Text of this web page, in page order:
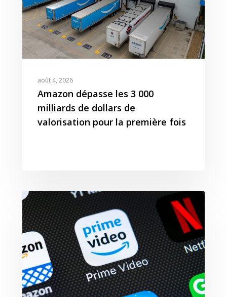
août 4, 2026
Amazon dépasse les 3 000
milliards de dollars de
valorisation pour la première fois